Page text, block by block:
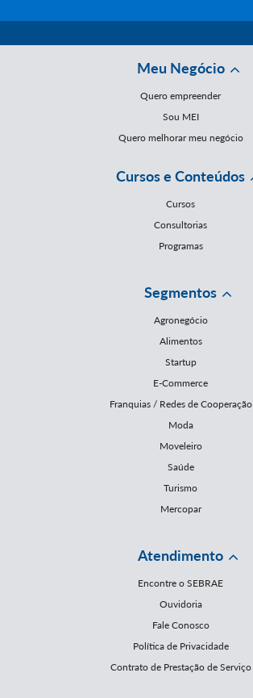
Meu Negócio
Quero empreender
Sou MEI
Quero melhorar meu negócio
Cursos e Conteúdos
Cursos
Consultorias
Programas
Segmentos
Agronegócio
Alimentos
Startup
E-Commerce
Franquias / Redes de Cooperação
Moda
Moveleiro
Saúde
Turismo
Mercopar
Atendimento
Encontre o SEBRAE
Ouvidoria
Fale Conosco
Política de Privacidade
Contrato de Prestação de Serviço